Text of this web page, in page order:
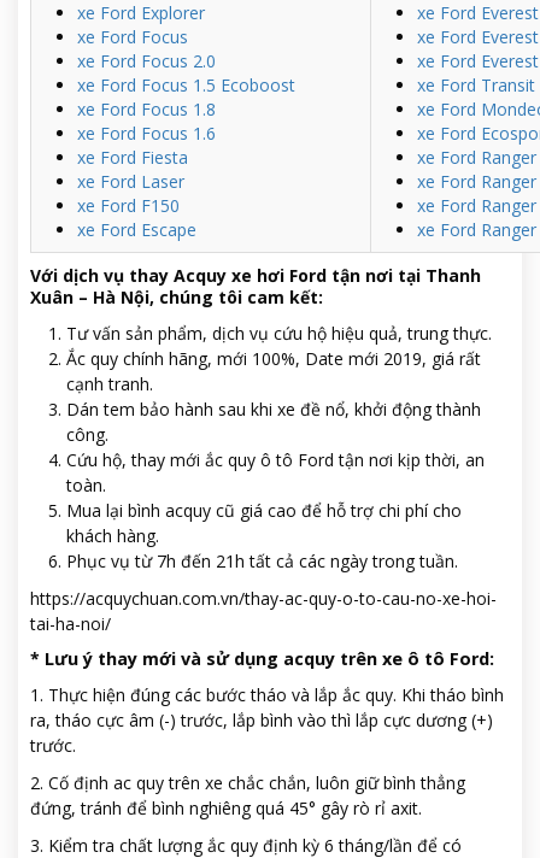
xe Ford Explorer
xe Ford Focus
xe Ford Focus 2.0
xe Ford Focus 1.5 Ecoboost
xe Ford Focus 1.8
xe Ford Focus 1.6
xe Ford Fiesta
xe Ford Laser
xe Ford F150
xe Ford Escape
xe Ford Everest
xe Ford
xe Ford
xe Ford Transit
xe Ford
xe Ford
xe Ford Ranger
xe Ford Ranger
xe Ford Ranger
xe Ford
Với dịch vụ thay Acquy xe hơi Ford tận nơi tại Thanh
Xuân – Hà Nội, chúng tôi cam kết:
Tư vấn sản phẩm, dịch vụ cứu hộ hiệu quả, trung thực.
Ắc quy chính hãng, mới 100%, Date mới 2019, giá rất
cạnh tranh.
Dán tem bảo hành sau khi xe đề nổ, khởi động thành
công.
Cứu hộ, thay mới ắc quy ô tô Ford tận nơi kịp thời, an
toàn.
Mua lại bình acquy cũ giá cao để hỗ trợ chi phí cho
khách hàng.
Phục vụ từ 7h đến 21h tất cả các ngày trong tuần.
https://acquychuan.com.vn/thay-ac-quy-o-to-cau-no-xe-hoi-
tai-ha-noi/
* Lưu ý thay mới và sử dụng acquy trên xe ô tô Ford:
1. Thực hiện đúng các bước tháo và lắp ắc quy. Khi tháo bình
ra, tháo cực âm (-) trước, lắp bình vào thì lắp cực dương (+)
trước.
2. Cố định ac quy trên xe chắc chắn, luôn giữ bình thẳng
đứng, tránh để bình nghiêng quá 45° gây rò rỉ axit.
3. Kiểm tra chất lượng ắc quy định kỳ 6 tháng/lần để có